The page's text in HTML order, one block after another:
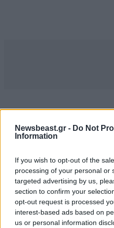
Newsbeast.gr - Do Not
Information
If you wish to opt-out of the
processing of your personal or
targeted advertising by us,
section to confirm your
opt-out request is processed
interest-based ads based on
us or personal information